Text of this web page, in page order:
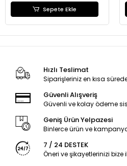
Sepete Ekle
Hızlı Teslimat
Siparişleriniz en kısa
Güvenli Alışveriş
Güvenli ve kolay ödeme
Geniş Ürün Yelpazesi
Binlerce ürün ve
7 / 24 DESTEK
Öneri ve şikayetlerinizi bize